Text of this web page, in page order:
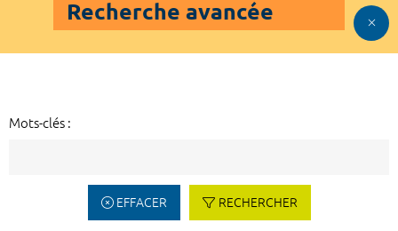
Recherche avancée
Mots-clés :
EFFACER RECHERCHER